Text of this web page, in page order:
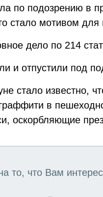
по подозрению в
стало мотивом для
дело по 214
и отпустили под
стало известно,
в
оскорбляющие
то, что Вам